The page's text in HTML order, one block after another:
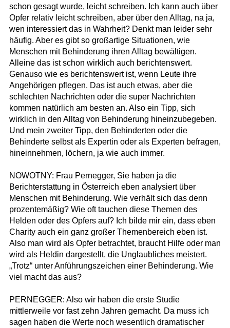
schon gesagt wurde, leicht schreiben. Ich kann auch über
Opfer relativ leicht schreiben, aber über den Alltag, na ja,
wen interessiert das in Wahrheit? Denkt man leider sehr
häufig. Aber es gibt so großartige Situationen, wie
Menschen mit Behinderung ihren Alltag bewältigen.
Alleine das ist schon wirklich auch berichtenswert.
Genauso wie es berichtenswert ist, wenn Leute ihre
Angehörigen pflegen. Das ist auch etwas, aber die
schlechten Nachrichten oder die super Nachrichten
kommen natürlich am besten an. Also ein Tipp, sich
wirklich in den Alltag von Behinderung hineinzubegeben.
Und mein zweiter Tipp, den Behinderten oder die
Behinderte selbst als Expertin oder als Experten befragen,
hineinnehmen, löchern, ja wie auch immer.
NOWOTNY: Frau Pernegger, Sie haben ja die
Berichterstattung in Österreich eben analysiert über
Menschen mit Behinderung. Wie verhält sich das denn
prozentemäßig? Wie oft tauchen diese Themen des
Helden oder des Opfers auf? Ich bilde mir ein, dass eben
Charity auch ein ganz großer Themenbereich eben ist.
Also man wird als Opfer betrachtet, braucht Hilfe oder man
wird als Heldin dargestellt, die Unglaubliches meistert.
„Trotz“ unter Anführungszeichen einer Behinderung. Wie
viel macht das aus?
PERNEGGER: Also wir haben die erste Studie
mittlerweile vor fast zehn Jahren gemacht. Da muss ich
sagen haben die Werte noch wesentlich dramatischer